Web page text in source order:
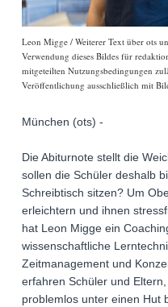
Leon Migge / Weiterer Text über ots
Verwendung dieses Bildes für
mitgeteilten Nutzungsbedingungen
Veröffentlichung ausschließlich mit
München (ots) -
Die Abiturnote stellt die
sollen die Schüler deshalb
Schreibtisch sitzen? Um
erleichtern und ihnen
hat Leon Migge ein
wissenschaftliche
Zeitmanagement und
erfahren Schüler und
problemlos unter einen Hut